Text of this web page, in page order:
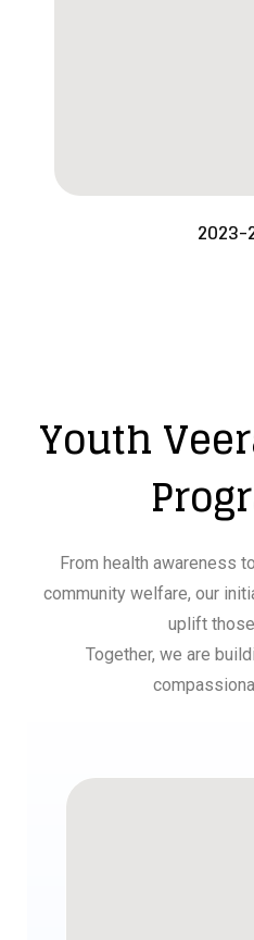
2023-
Youth
From health awareness
community welfare, our
uplift
Together, we are